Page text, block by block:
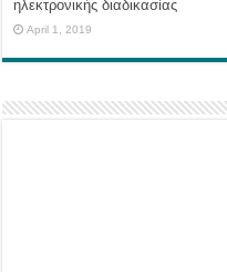
ηλεκτρονικής διαδικασίας
April 1, 2019